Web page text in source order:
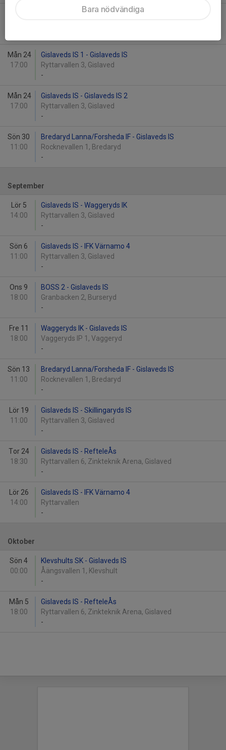
Gislaveds IS - Skillingaryds IS
Mån 24
17:00
Gislaveds IS 1 - Gislaveds IS
Ryttarvallen 3, Gislaved
-
Mån 24
17:00
Gislaveds IS - Gislaveds IS 2
Ryttarvallen 3, Gislaved
-
Sön 30
11:00
Bredaryd Lanna/Forsheda IF - Gislaveds IS
Rocknevallen 1, Bredaryd
-
September
Lör 5
14:00
Gislaveds IS - Waggeryds IK
Ryttarvallen 3, Gislaved
-
Sön 6
11:00
Gislaveds IS - IFK Värnamo 4
Ryttarvallen 3, Gislaved
-
Ons 9
18:00
BOSS 2 - Gislaveds IS
Granbacken 2, Burseryd
-
Fre 11
18:00
Waggeryds IK - Gislaveds IS
Vaggeryds IP 1, Vaggeryd
-
Sön 13
11:00
Bredaryd Lanna/Forsheda IF - Gislaveds IS
Rocknevallen 1, Bredaryd
-
Lör 19
11:00
Gislaveds IS - Skillingaryds IS
Ryttarvallen 3, Gislaved
-
Tor 24
18:30
Gislaveds IS - RefteleÅs
Ryttarvallen 6, Zinkteknik Arena, Gislaved
-
Lör 26
14:00
Gislaveds IS - IFK Värnamo 4
Ryttarvallen
-
Oktober
Sön 4
00:00
Klevshults SK - Gislaveds IS
Åängsvallen 1, Klevshult
-
Mån 5
18:00
Gislaveds IS - RefteleÅs
Ryttarvallen 6, Zinkteknik Arena, Gislaved
-
Bara nödvändiga